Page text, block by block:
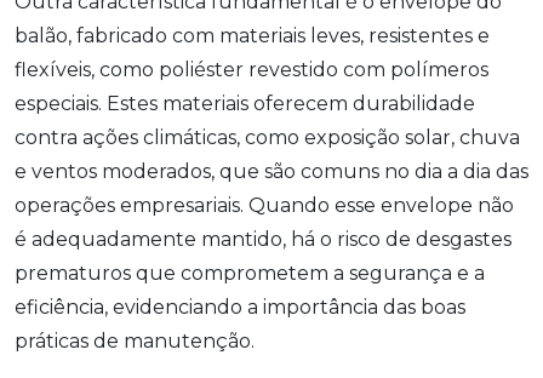
balão, fabricado com materiais leves, resistentes e
flexíveis, como poliéster revestido com polímeros
especiais. Estes materiais oferecem durabilidade
contra ações climáticas, como exposição solar, chuva
e ventos moderados, que são comuns no dia a dia das
operações empresariais. Quando esse envelope não
é adequadamente mantido, há o risco de desgastes
prematuros que comprometem a segurança e a
eficiência, evidenciando a importância das boas
práticas de manutenção.